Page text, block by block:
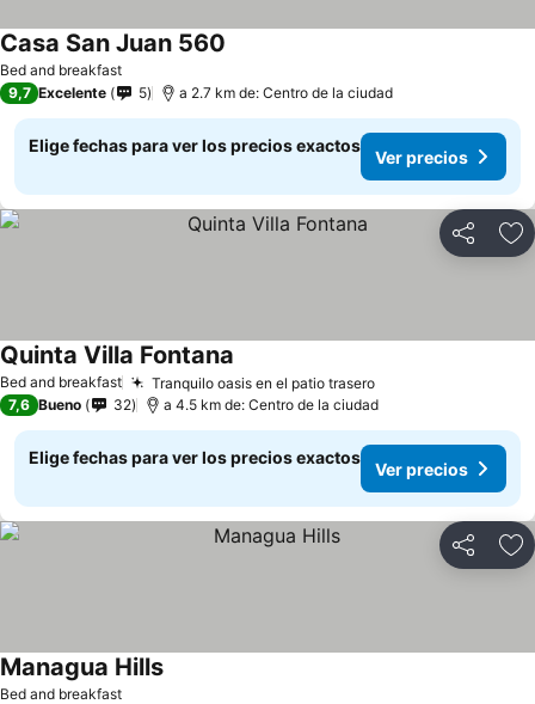
Bed and breakfast
Casa San Juan 560
9,7 Excelente 5 a 2.7 km de: Centro de la ciudad
Elige fechas para ver los precios exactos
Ver precios
Compartir
Bed and breakfast Tranquilo oasis en el patio traseroVer precios
Quinta Villa Fontana
7,6 Bueno 32 a 4.5 km de: Centro de la ciudad
Elige fechas para ver los precios exactos
Ver precios
Compartir
Bed and breakfast
Managua HillsVer precios